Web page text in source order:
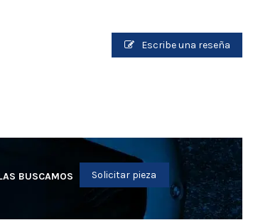
Escribe una reseña
BUSCAMOS Solicitar pieza